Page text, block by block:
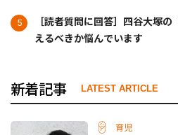
［読者質問に回答］四谷大塚
えるべきか悩んでいます
新着記事 LATEST ARTICLE
育児